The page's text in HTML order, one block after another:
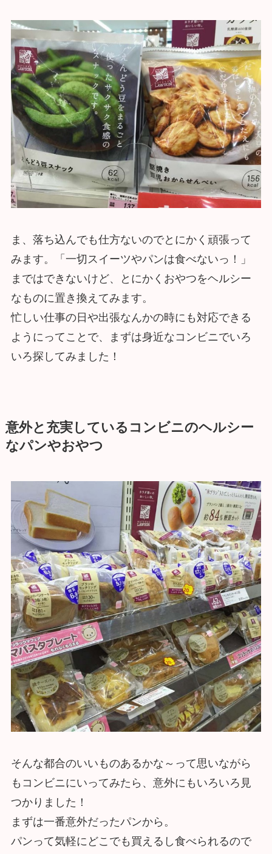
ま、落ち込んでも仕方ないのでとにかく頑張って
みます。「一切スイーツやパンは食べないっ！」
まではできないけど、とにかくおやつをヘルシー
なものに置き換えてみます。
忙しい仕事の日や出張なんかの時にも対応できる
ようにってことで、まずは身近なコンビニでいろ
いろ探してみました！
意外と充実しているコンビニのヘルシー
なパンやおやつ
そんな都合のいいものあるかな～って思いながら
もコンビニにいってみたら、意外にもいろいろ見
つかりました！
まずは一番意外だったパンから。
パンって気軽にどこでも買えるし食べられるので